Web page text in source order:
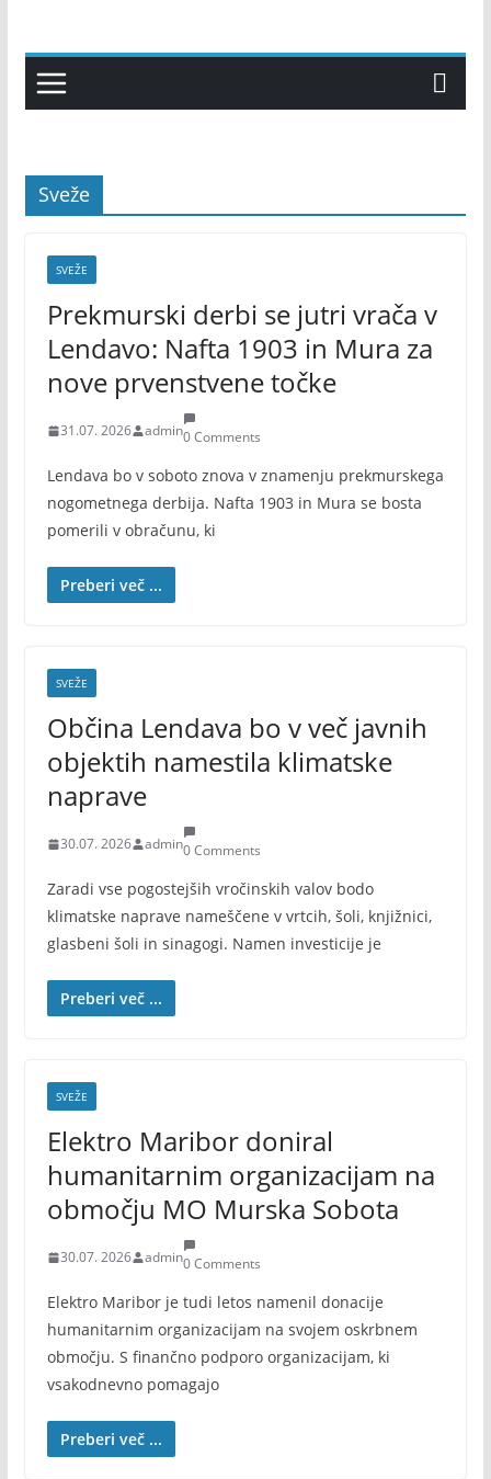
content
Sveže
SVEŽE
Prekmurski derbi se jutri vrača v
Lendavo: Nafta 1903 in Mura za
nove prvenstvene točke
31.07. 2026 admin0 Comments
Lendava bo v soboto znova v znamenju prekmurskega
nogometnega derbija. Nafta 1903 in Mura se bosta
pomerili v obračunu, ki
Preberi več ...
SVEŽE
Občina Lendava bo v več javnih
objektih namestila klimatske
naprave
30.07. 2026 admin0 Comments
Zaradi vse pogostejših vročinskih valov bodo
klimatske naprave nameščene v vrtcih, šoli, knjižnici,
glasbeni šoli in sinagogi. Namen investicije je
Preberi več ...
SVEŽE
Elektro Maribor doniral
humanitarnim organizacijam na
območju MO Murska Sobota
30.07. 2026 admin0 Comments
Elektro Maribor je tudi letos namenil donacije
humanitarnim organizacijam na svojem oskrbnem
območju. S finančno podporo organizacijam, ki
vsakodnevno pomagajo
Preberi več ...